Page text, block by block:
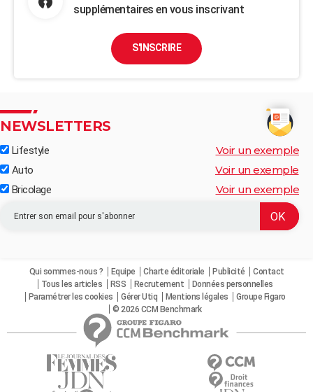
supplémentaires en vous inscrivant
S'INSCRIRE
NEWSLETTERS
Lifestyle Voir un exemple
Auto Voir un exemple
Bricolage Voir un exemple
Qui sommes-nous ? Equipe Charte éditoriale Publicité
Contact
Tous les articles
RSS Recrutement
Données personnelles
Paramétrer les cookies
Gérer Utiq Mentions légales
Groupe Figaro
© 2026 CCM Benchmark